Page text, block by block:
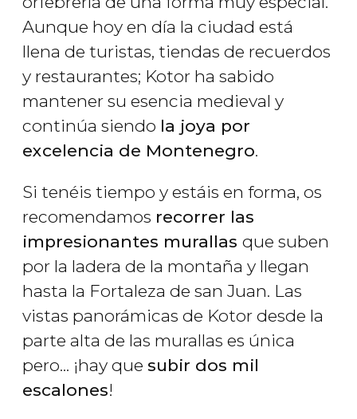
Aunque hoy en día la ciudad está
llena de turistas, tiendas de recuerdos
y restaurantes; Kotor ha sabido
mantener su esencia medieval y
continúa siendo la joya por
excelencia de Montenegro.
Si tenéis tiempo y estáis en forma, os
recomendamos recorrer las
impresionantes murallas que suben
por la ladera de la montaña y llegan
hasta la Fortaleza de san Juan. Las
vistas panorámicas de Kotor desde la
parte alta de las murallas es única
pero... ¡hay que subir dos mil
escalones!